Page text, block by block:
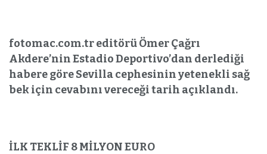
fotomac.com.tr editörü Ömer Çağrı
Akdere’nin Estadio Deportivo’dan derlediği
habere göre Sevilla cephesinin yetenekli sağ
bek için cevabını vereceği tarih açıklandı.
İLK TEKLİF 8 MİLYON EURO